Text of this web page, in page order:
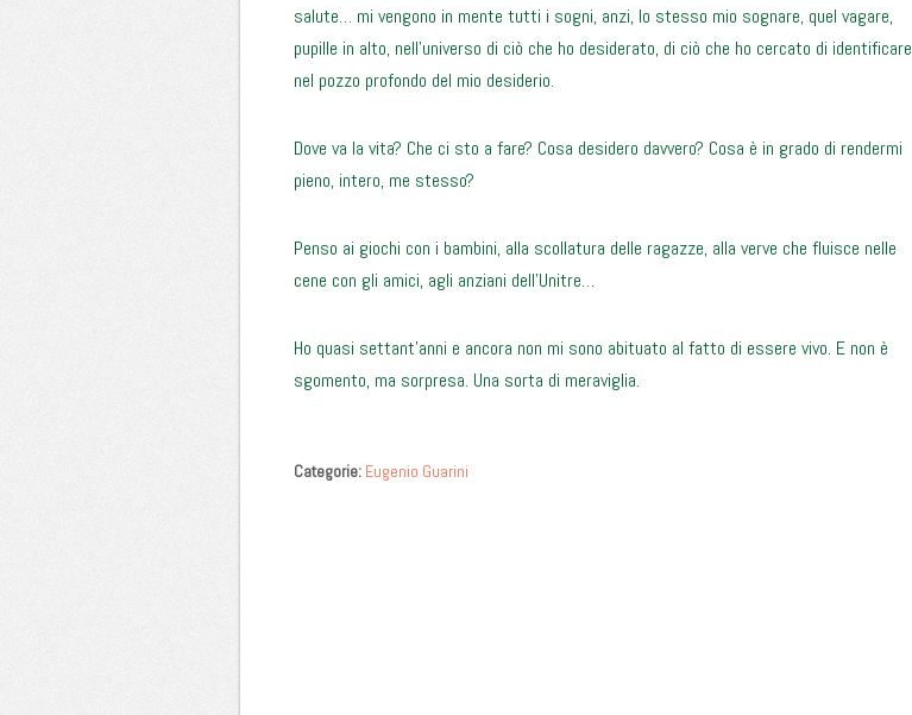
salute… mi vengono in mente tutti i sogni, anzi, lo stesso mio sognare, quel vagare,
pupille in alto, nell’universo di ciò che ho desiderato, di ciò che ho cercato di identificare
nel pozzo profondo del mio desiderio.
Dove va la vita? Che ci sto a fare? Cosa desidero davvero? Cosa è in grado di rendermi
pieno, intero, me stesso?
Penso ai giochi con i bambini, alla scollatura delle ragazze, alla verve che fluisce nelle
cene con gli amici, agli anziani dell’Unitre…
Ho quasi settant’anni e ancora non mi sono abituato al fatto di essere vivo. E non è
sgomento, ma sorpresa. Una sorta di meraviglia.
Categorie: Eugenio Guarini